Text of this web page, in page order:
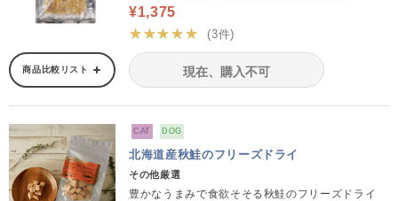
¥1,375
★★★★★
(3件)
商品比較リスト 現在、購入不可
CAT DOG
北海道産秋鮭のフリーズドライ
その他厳選
豊かなうまみで食欲そそる秋鮭のフリーズドライ